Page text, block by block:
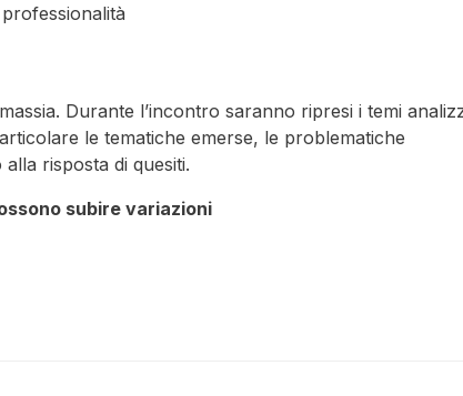
Durante l’incontro saranno ripresi i temi
le tematiche emerse, le problematiche
risposta di quesiti.
subire variazioni